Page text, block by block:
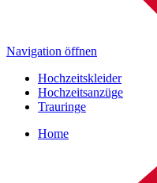
Navigation öffnen
Hochzeitskleider
Hochzeitsanzüge
Trauringe
Home